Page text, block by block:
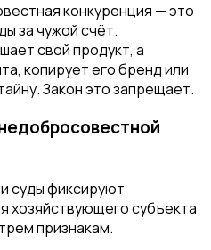
конкуренция — это
за чужой счёт.
свой продукт, а
копирует его бренд или
Закон это запрещает.
суды фиксируют
хозяйствующего субъекта
признакам.